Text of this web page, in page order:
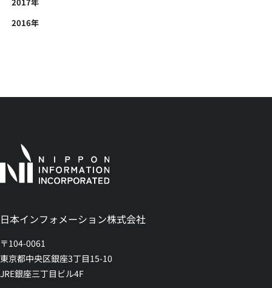
2016年
日本インフォメーション株式会社
〒104-0061
東京都中央区銀座3丁目15-10
JRE銀座三丁目ビル4F